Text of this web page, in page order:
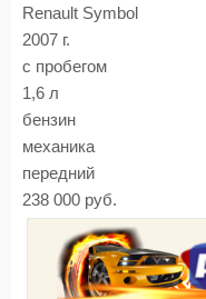
Renault Symbol
2007 г.
с пробегом
1,6 л
бензин
механика
передний
238 000 руб.